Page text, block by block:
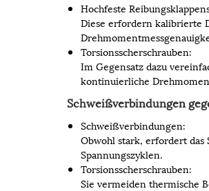
Hochfeste
Diese erfordern kalibrierte
Torsionsscherschrauben:
Im Gegensatz dazu
kontinuierliche
Schweißverbindungen
Schweißverbindungen:
Obwohl stark, erfordert
Spannungszyklen.
Torsionsscherschrauben:
Sie vermeiden thermische